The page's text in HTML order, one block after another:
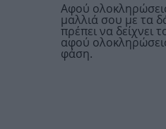
Αφού
μαλλιά σου με τα
πρέπει να δείχνει
αφού
φάση.